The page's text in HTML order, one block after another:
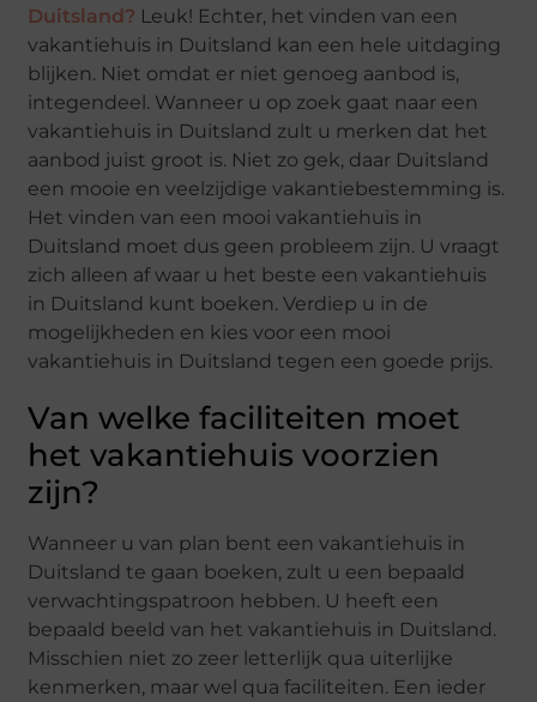
Duitsland? Leuk! Echter, het vinden van een
vakantiehuis in Duitsland kan een hele uitdaging
blijken. Niet omdat er niet genoeg aanbod is,
integendeel. Wanneer u op zoek gaat naar een
vakantiehuis in Duitsland zult u merken dat het
aanbod juist groot is. Niet zo gek, daar Duitsland
een mooie en veelzijdige vakantiebestemming is.
Het vinden van een mooi vakantiehuis in
Duitsland moet dus geen probleem zijn. U vraagt
zich alleen af waar u het beste een vakantiehuis
in Duitsland kunt boeken. Verdiep u in de
mogelijkheden en kies voor een mooi
vakantiehuis in Duitsland tegen een goede prijs.
Van welke faciliteiten moet
het vakantiehuis voorzien
zijn?
Wanneer u van plan bent een vakantiehuis in
Duitsland te gaan boeken, zult u een bepaald
verwachtingspatroon hebben. U heeft een
bepaald beeld van het vakantiehuis in Duitsland.
Misschien niet zo zeer letterlijk qua uiterlijke
kenmerken, maar wel qua faciliteiten. Een ieder